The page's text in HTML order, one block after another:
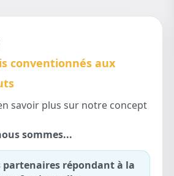
conventionnés aux
savoir plus sur notre concept
sommes...
partenaires répondant à la